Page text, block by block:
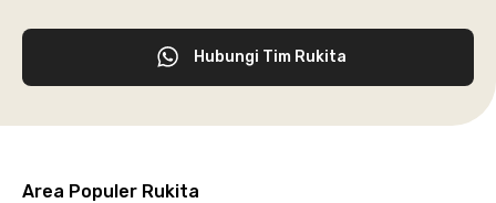
Hubungi Tim Rukita
Area Populer Rukita